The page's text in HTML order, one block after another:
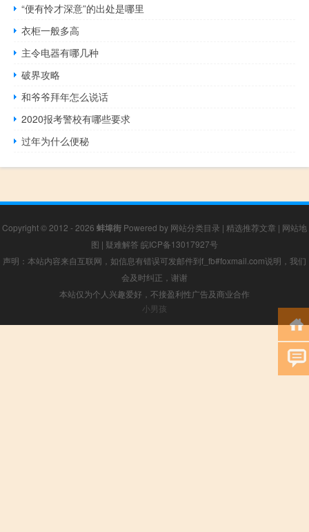
“便有怜才深意”的出处是哪里
衣柜一般多高
主令电器有哪几种
破界攻略
和爷爷拜年怎么说话
2020报考警校有哪些要求
过年为什么便秘
Copyright © 2012 - 2026 蚌埠街 Powered by 网站分类目录 | 精选推荐文章 | 网站地
图 | 疑难解答 皖ICP备13017927号
声明：本站内容来自互联网，如信息有错误可发邮件到f_fb#foxmail.com说明，我们
会及时纠正，谢谢
本站仅为个人兴趣爱好，不接盈利性广告及商业合作
小男孩